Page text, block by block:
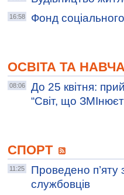
16:58
Фонд
ОСВІТА ТА
08:06
До 25 квітня:
“Світ, що
СПОРТ
11:25
Проведено п’яту
службовців